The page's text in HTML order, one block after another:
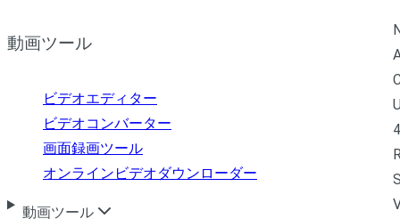
動画ツール
ビデオエディター
ビデオコンバーター
画面録画ツール
オンラインビデオダウンローダー
動画ツール